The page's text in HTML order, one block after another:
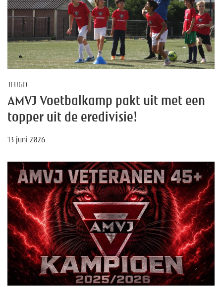
JEUGD
AMVJ Voetbalkamp pakt uit met een
topper uit de eredivisie!
13 juni 2026